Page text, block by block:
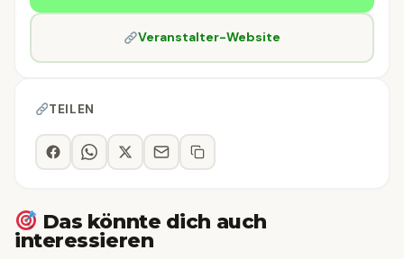
Veranstalter-Website
TEILEN
Das könnte dich auch
interessieren